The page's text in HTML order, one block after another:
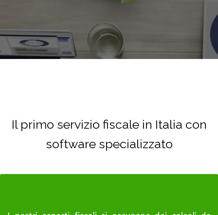
verificato da Trustindex
Il primo servizio fiscale in Italia con
software specializzato